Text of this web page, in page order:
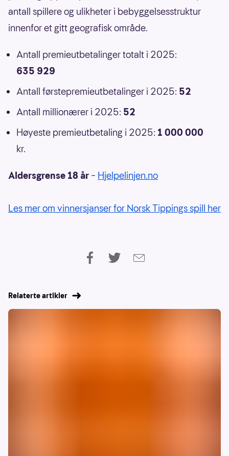
antall spillere og ulikheter i bebyggelsesstruktur
innenfor et gitt geografisk område.
Antall premieutbetalinger totalt i 2025:
635 929
Antall førstepremieutbetalinger i 2025: 52
Antall millionærer i 2025: 52
Høyeste premieutbetaling i 2025: 1 000 000
kr.
Aldersgrense 18 år – Hjelpelinjen.no
Les mer om vinnersjanser for Norsk Tippings spill her
Relaterte artikler